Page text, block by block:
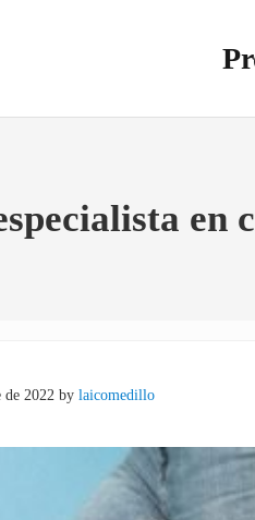
en
de 2022 bylaicomedillo